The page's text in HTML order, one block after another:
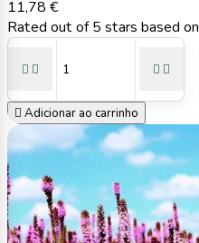
11,78 €
Rated out of 5 stars based on
   
 Adicionar ao carrinho